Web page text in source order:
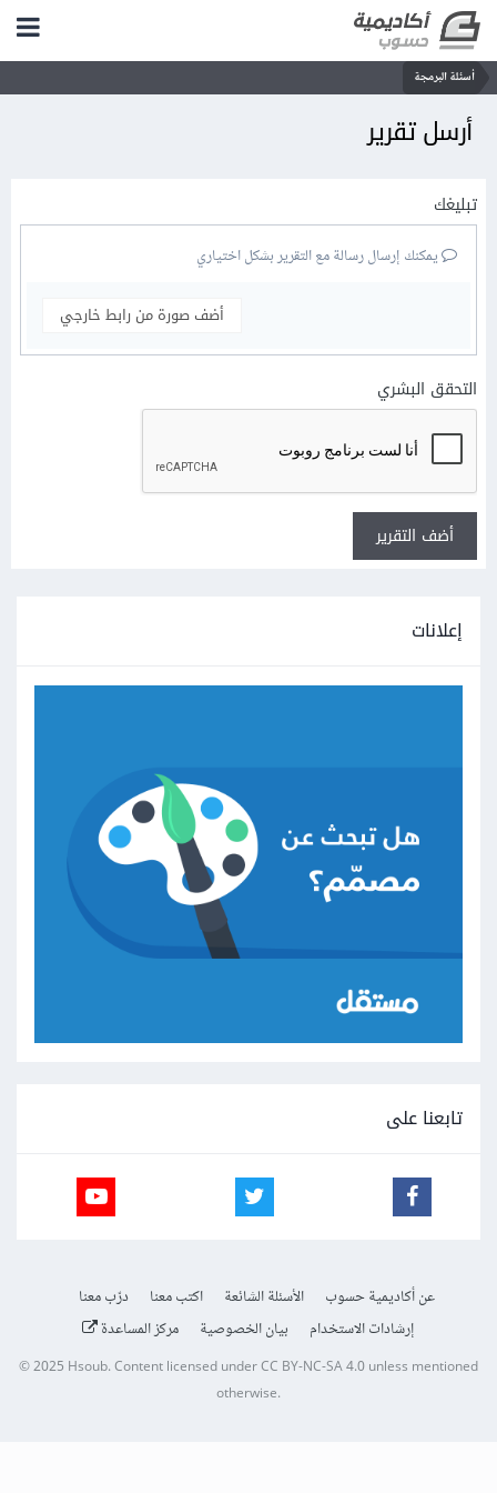
أسئلة البرمجة
أرسل تقرير
تبليغك
يمكنك إرسال رسالة مع التقرير بشكل اختياري
أضف صورة من رابط خارجي
التحقق البشري
أضف التقرير
إعلانات
تابعنا على
عن أكاديمية حسوب الأسئلة الشائعة اكتب معنا
درّب معنا
إرشادات الاستخدام
بيان الخصوصية مركز المساعدة
© 2025 Hsoub.Content licensed underCC BY-NC-SA 4.0unless mentioned
otherwise.